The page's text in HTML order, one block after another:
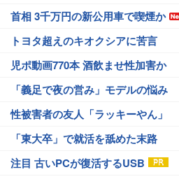
首相 3千万円の新公用車で喫煙か
トヨタ超えのキオクシアに苦言
児ポ動画770本 酒飲ませ性加害か
「義足で夜の営み」モデルの悩み
性被害者の友人「ラッキーやん」
「東大卒」で就活を舐めた末路
注目 古いPCが復活するUSB